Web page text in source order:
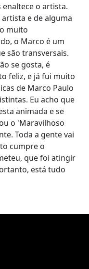
enaltece o artista.
e de alguma
muito
o Marco é um
são transversais.
se gosta, é
feliz, e já fui muito
de Marco Paulo
Eu acho que
animada e se
o 'Maravilhoso
Toda a gente vai
cumpre o
que foi atingir
está tudo